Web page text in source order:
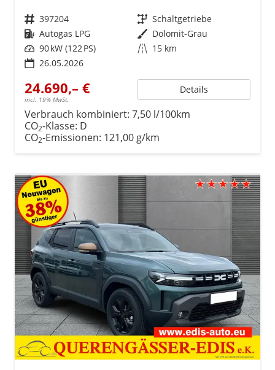
Fahrzeugnr. 397204 Getriebe Schaltgetriebe
Kraftstoff Autogas LPG Außenfarbe Dolomit-Grau
Leistung 90 kW (122 PS) Kilometerstand 15 km
26.05.2026
24.690,– €
incl. 19% MwSt.
Details
Verbrauch kombiniert: 7,50 l/100km
CO2-Klasse: D
CO2-Emissionen: 121,00 g/km